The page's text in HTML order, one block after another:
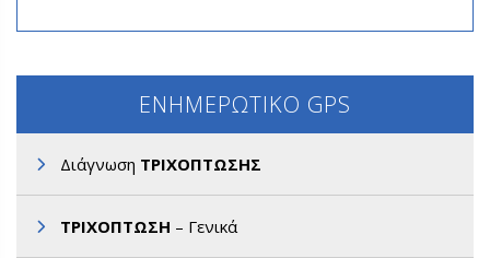
ΕΝΗΜΕΡΩΤΙΚΟ GPS
Διάγνωση ΤΡΙΧΟΠΤΩΣΗΣ
ΤΡΙΧΟΠΤΩΣΗ – Γενικά